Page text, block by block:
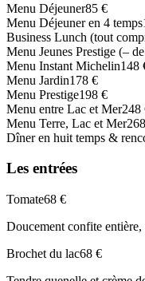
Menu Déjeuner85 €
Menu Déjeuner en 4 temps
Business Lunch (tout
Menu Jeunes Prestige (–
Menu Instant Michelin148
Menu Jardin178 €
Menu Prestige198 €
Menu entre Lac et Mer248
Menu Terre, Lac et Mer
Dîner en huit temps &
Les entrées
Tomate68 €
Doucement confite entière,
Brochet du lac68 €